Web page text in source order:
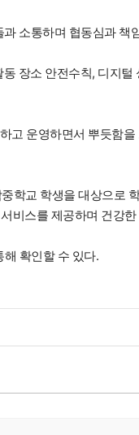
소통하며 협동심과 책
장소 안전수칙, 디지
고 운영하면서 뿌듯함
학교 학생을 대상으로
비스를 제공하며 건강
확인할 수 있다.